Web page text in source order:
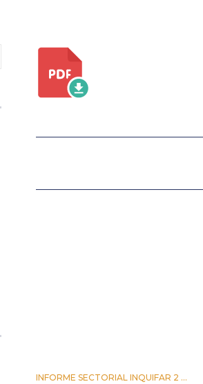
INFORME SECTORIAL INQUIFAR 2 ...